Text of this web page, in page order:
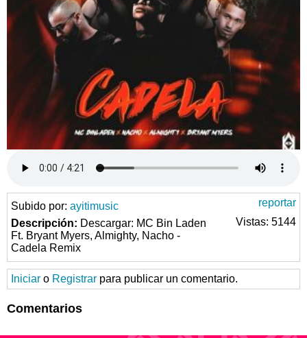
Subido por: ayitimusic
Descripción: Descargar: MC Bin Laden
Ft. Bryant Myers, Almighty, Nacho -
Cadela Remix
reportar
Vistas: 5144
Iniciar o Registrar para publicar un comentario.
Comentarios